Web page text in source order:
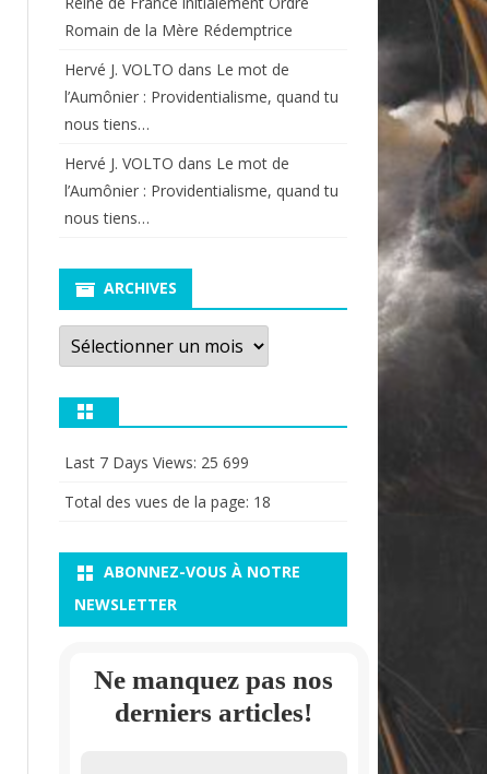
Romain de la Mère Rédemptrice
Hervé J. VOLTO dans Le mot de
l’Aumônier : Providentialisme, quand tu
nous tiens…
Hervé J. VOLTO dans Le mot de
l’Aumônier : Providentialisme, quand tu
nous tiens…
ARCHIVES
Archives
Last 7 Days Views: 25 699
Total des vues de la page: 18
ABONNEZ-VOUS À NOTRE
NEWSLETTER
Ne manquez pas nos
derniers articles!